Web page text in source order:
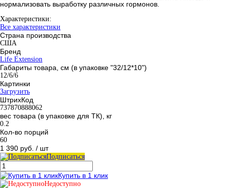
нормализовать выработку различных гормонов.
Характеристики:
Все характеристики
Страна производства
США
Бренд
Life Extension
Габариты товара, см (в упаковке "32/12*10")
12/6/6
Картинки
Загрузить
ШтрихКод
737870888062
вес товара (в упаковке для ТК), кг
0.2
Кол-во порций
60
1 390 руб. / шт
Подписаться
Купить в 1 клик
Недоступно